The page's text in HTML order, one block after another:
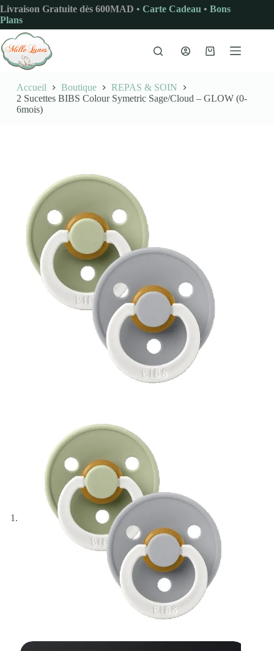
Passer
au
contenu
Livraison Gratuite dès 600MAD • Carte Cadeau • Bons
Plans
Panier
Accueil Boutique
REPAS & SOIN
2 Sucettes BIBS Colour Symetric Sage/Cloud – GLOW (0-
6mois)